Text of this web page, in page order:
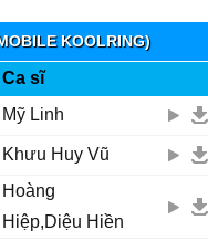
KOOLRING)
Ca sĩ
Mỹ Linh
Khưu Huy Vũ
Hoàng
Hiệp,Diệu Hiền